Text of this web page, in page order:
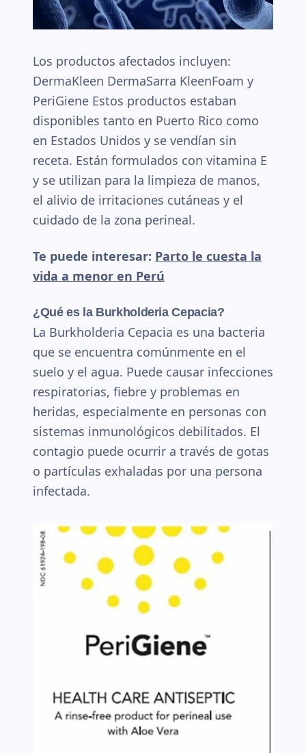
Los productos afectados incluyen:
DermaKleen DermaSarra KleenFoam y
PeriGiene Estos productos estaban
disponibles tanto en Puerto Rico como
en Estados Unidos y se vendían sin
receta. Están formulados con vitamina E
y se utilizan para la limpieza de manos,
el alivio de irritaciones cutáneas y el
cuidado de la zona perineal.
Te puede interesar: Parto le cuesta la
vida a menor en Perú
¿Qué es la Burkholderia Cepacia?
La Burkholderia Cepacia es una bacteria
que se encuentra comúnmente en el
suelo y el agua. Puede causar infecciones
respiratorias, fiebre y problemas en
heridas, especialmente en personas con
sistemas inmunológicos debilitados. El
contagio puede ocurrir a través de gotas
o partículas exhaladas por una persona
infectada.